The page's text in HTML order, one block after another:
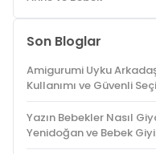
Son Bloglar
Amigurumi Uyku
Kullanımı ve Güvenli
Yazın Bebekler Nasıl
Yenidoğan ve Bebek